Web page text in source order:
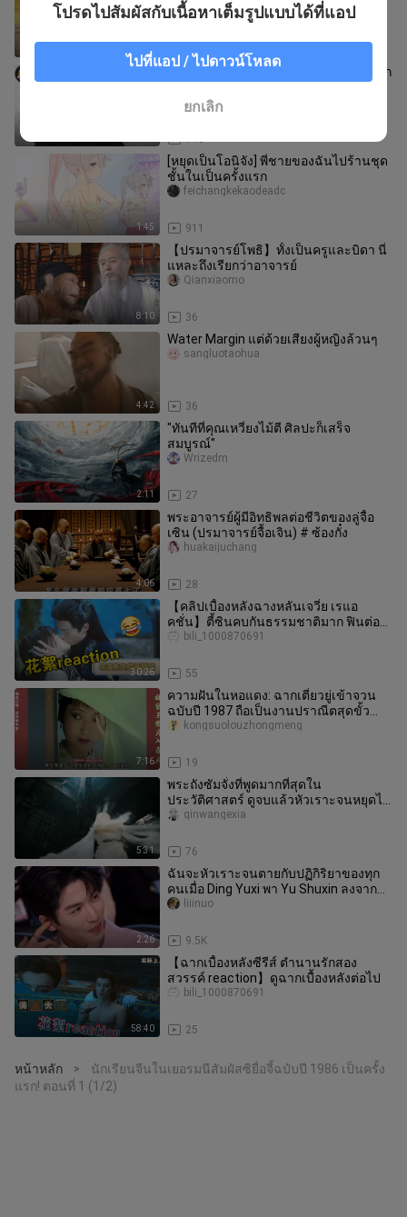
343
Joveth
【ซับหมาขี้เกียจ】วิดีโอรีแอ็กชันครั้งแรก
ประเทศอย่าง Ajay ต่ออัลบั้มใ
143
langouyinle
1:45
[หยุดเป็นโอนิจัง] พี่ชายของฉันไปร้านชุด
ชั้นในเป็นครั้งแรก
911
feichangkekaodeadc
8:10
【ปรมาจารย์โพธิ】ทั้งเป็นครูและบิดา นี่
แหละถึงเรียกว่าอาจารย์
36
Qianxiaomo
4:42
Water Margin แต่ด้วยเสียงผู้หญิงล้วนๆ
36
sangluotaohua
2:11
"ทันทีที่คุณเหวี่ยงไม้ตี ศิลปะก็เสร็จ
สมบูรณ์"
27
Wrizedm
4:06
พระอาจารย์ผู้มีอิทธิพลต่อชีวิตของลู่จื้อ
เซิน (ปรมาจารย์จื้อเจิน) # ซ้องกั๋ง
28
huakaijuchang
30:26
【คลิปเบื้องหลังฉางหลันเจวี๋ย เรแอ
คชั่น】ตี้ซินคบกันธรรมชาติมาก ฟินต่อ
เลย～
55
bili_1000870691
7:16
ความฝันในหอแดง: ฉากเตี่ยวยู่เข้าจวน
ฉบับปี 1987 ถือเป็นงานปราณีตสุดขั้ว
ความละเอียดลออเผยฝีมือชัดเจน
19
kongsuolouzhongmeng
5:31
พระถังซัมจั๋งที่พูดมากที่สุดใน
ประวัติศาสตร์ ดูจบแล้วหัวเราะจนหยุดไม่
ได้เลย
76
qinwangexia
2:26
ฉันจะหัวเราะจนตายกับปฏิกิริยาของทุก
คนเมื่อ Ding Yuxi พา Yu Shuxin ลงจาก
เวที
9.5K
liiinuo
58:40
【ฉากเบื้องหลังซีรีส์ ตำนานรักสอง
สวรรค์ reaction】ดูฉากเบื้องหลังต่อไป
25
bili_1000870691
หน้าหลัก >
นักเรียนจีนในเยอรมนีสัมผัสซิยื่อจี้ฉบับปี 1986 เป็นครั้ง
แรก! ตอนที่ 1 (1/2)
โปรดไปสัมผัสกับเนื้อหาเต็มรูปแบบได้ที่แอป
ไปที่แอป / ไปดาวน์โหลด
ยกเลิก